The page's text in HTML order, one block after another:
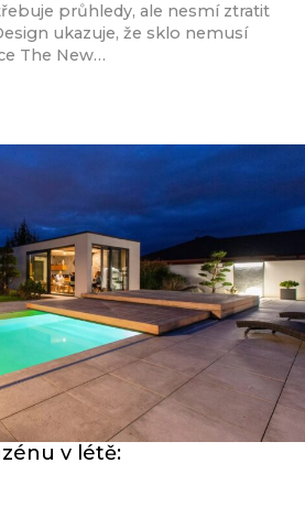
průhledy, ale nesmí ztratit
ukazuje, že sklo nemusí
The New…
v létě: